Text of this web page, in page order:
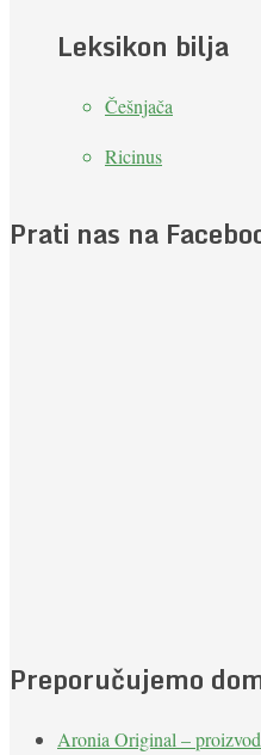
Leksikon bilja
Češnjača
Ricinus
Prati nas na
Preporučujemo
Aronia Original –